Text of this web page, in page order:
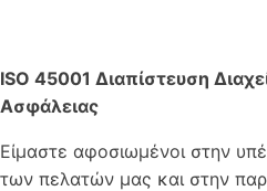
ISO 45001 Διαπίστευση
Ασφάλειας
Είμαστε αφοσιωμένοι στην
των πελατών μας και στην